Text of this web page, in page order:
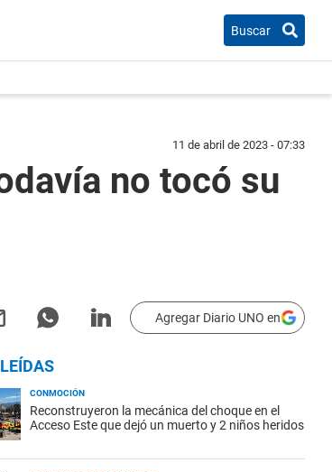
Buscar
11 de abril de 2023 - 07:33
no tocó su
Agregar Diario UNO en
CONMOCIÓN
Reconstruyeron la mecánica del choque en el
Acceso Este que dejó un muerto y 2 niños heridos